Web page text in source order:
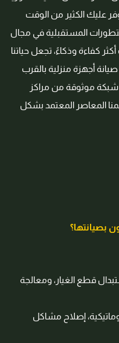
عليك الكثير من الوقت
المستقبلية في مجال
كفاءة وذكاءً، تجعل حياتنا
أجهزة منزلية بالقرب
شبكة موثوقة من مراكز
المعاصر المعتمد بشكل
بصيانتها؟
قطع الغيار، ومعالجة
إصلاح مشاكل